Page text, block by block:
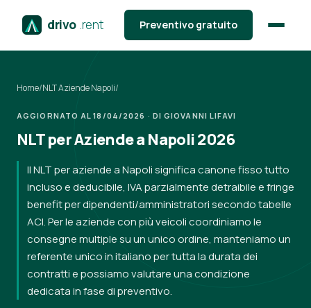
drivo .rent Preventivo gratuito
Home/NLT Aziende Napoli/
AGGIORNATO AL 18/04/2026 · DI GIOVANNI LIFAVI
NLT per Aziende a Napoli 2026
Il NLT per aziende a Napoli significa canone fisso tutto
incluso e deducibile, IVA parzialmente detraibile e fringe
benefit per dipendenti/amministratori secondo tabelle
ACI. Per le aziende con più veicoli coordiniamo le
consegne multiple su un unico ordine, manteniamo un
referente unico in italiano per tutta la durata dei
contratti e possiamo valutare una condizione
dedicata in fase di preventivo.